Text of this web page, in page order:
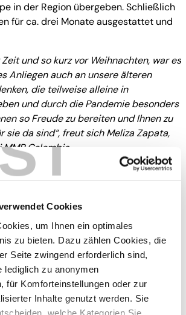
Cookies
um Ihnen ein optimales
zu bieten. Dazu zählen Cookies, die
Seite zwingend erforderlich sind,
lediglich zu anonymen
für Komforteinstellungen oder zur
Inhalte genutzt werden. Sie
welche Kategorien Sie
in der Region übergeben. Schließlich
für ca. drei Monate ausgestattet und
und so kurz vor Weihnachten, war es
Anliegen auch an unsere älteren
die teilweise alleine in
und durch die Pandemie besonders
so Freude zu bereiten und Ihnen zu
sie da sind“, freut sich Meliza Zapata,
Colombia.
die ganze Region
MMP Columbia bereits seit Ausbruch
und so einen wichtigen
Beitrag geleistet. Zum einen wurden
und zum anderen hat das Werk
zum Erzeugen von Schutzschildern zur
und so den umliegenden Handel und
So beteiligten sich die Kollegen